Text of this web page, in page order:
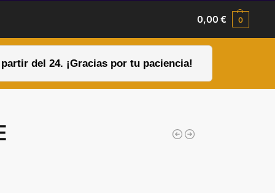
0,00€ 0
del 24. ¡Gracias por tu paciencia!